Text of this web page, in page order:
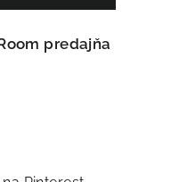
predajňa